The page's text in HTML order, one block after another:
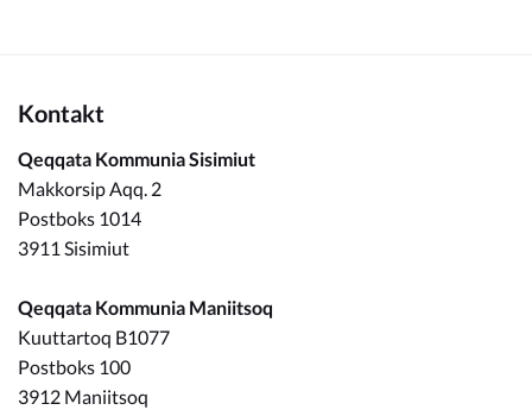
Kontakt
Qeqqata Kommunia Sisimiut
Makkorsip Aqq. 2
Postboks 1014
3911 Sisimiut
Qeqqata Kommunia Maniitsoq
Kuuttartoq B1077
Postboks 100
3912 Maniitsoq